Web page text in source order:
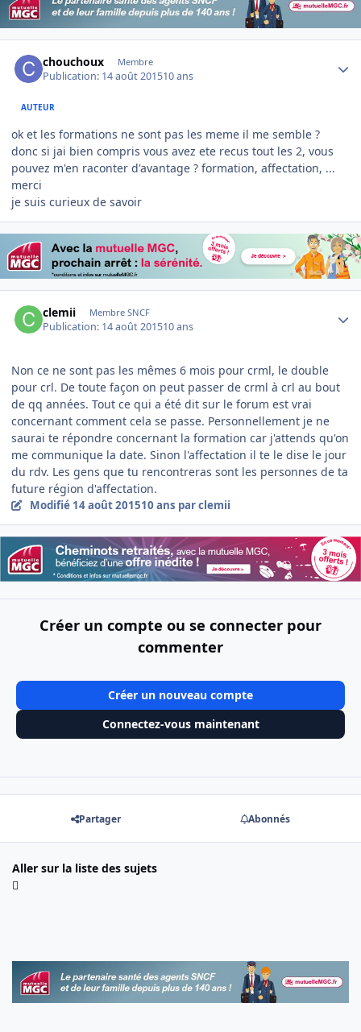
chouchoux Membre
Publication: 14 août 201510 ans
AUTEUR
ok et les formations ne sont pas les meme il me semble ?
donc si jai bien compris vous avez ete recus tout les 2, vous
pouvez m'en raconter d'avantage ? formation, affectation, ...
merci
je suis curieux de savoir
clemii Membre SNCF
Publication: 14 août 201510 ans
Non ce ne sont pas les mêmes 6 mois pour crml, le double
pour crl. De toute façon on peut passer de crml à crl au bout
de qq années. Tout ce qui a été dit sur le forum est vrai
concernant comment cela se passe. Personnellement je ne
saurai te répondre concernant la formation car j'attends qu'on
me communique la date. Sinon l'affectation il te le dise le jour
du rdv. Les gens que tu rencontreras sont les personnes de ta
future région d'affectation.
Modifié 14 août 201510 ans par clemii
Créer un compte ou se connecter pour
commenter
Créer un nouveau compte
Connectez-vous maintenant
Partager Abonnés
Aller sur la liste des sujets